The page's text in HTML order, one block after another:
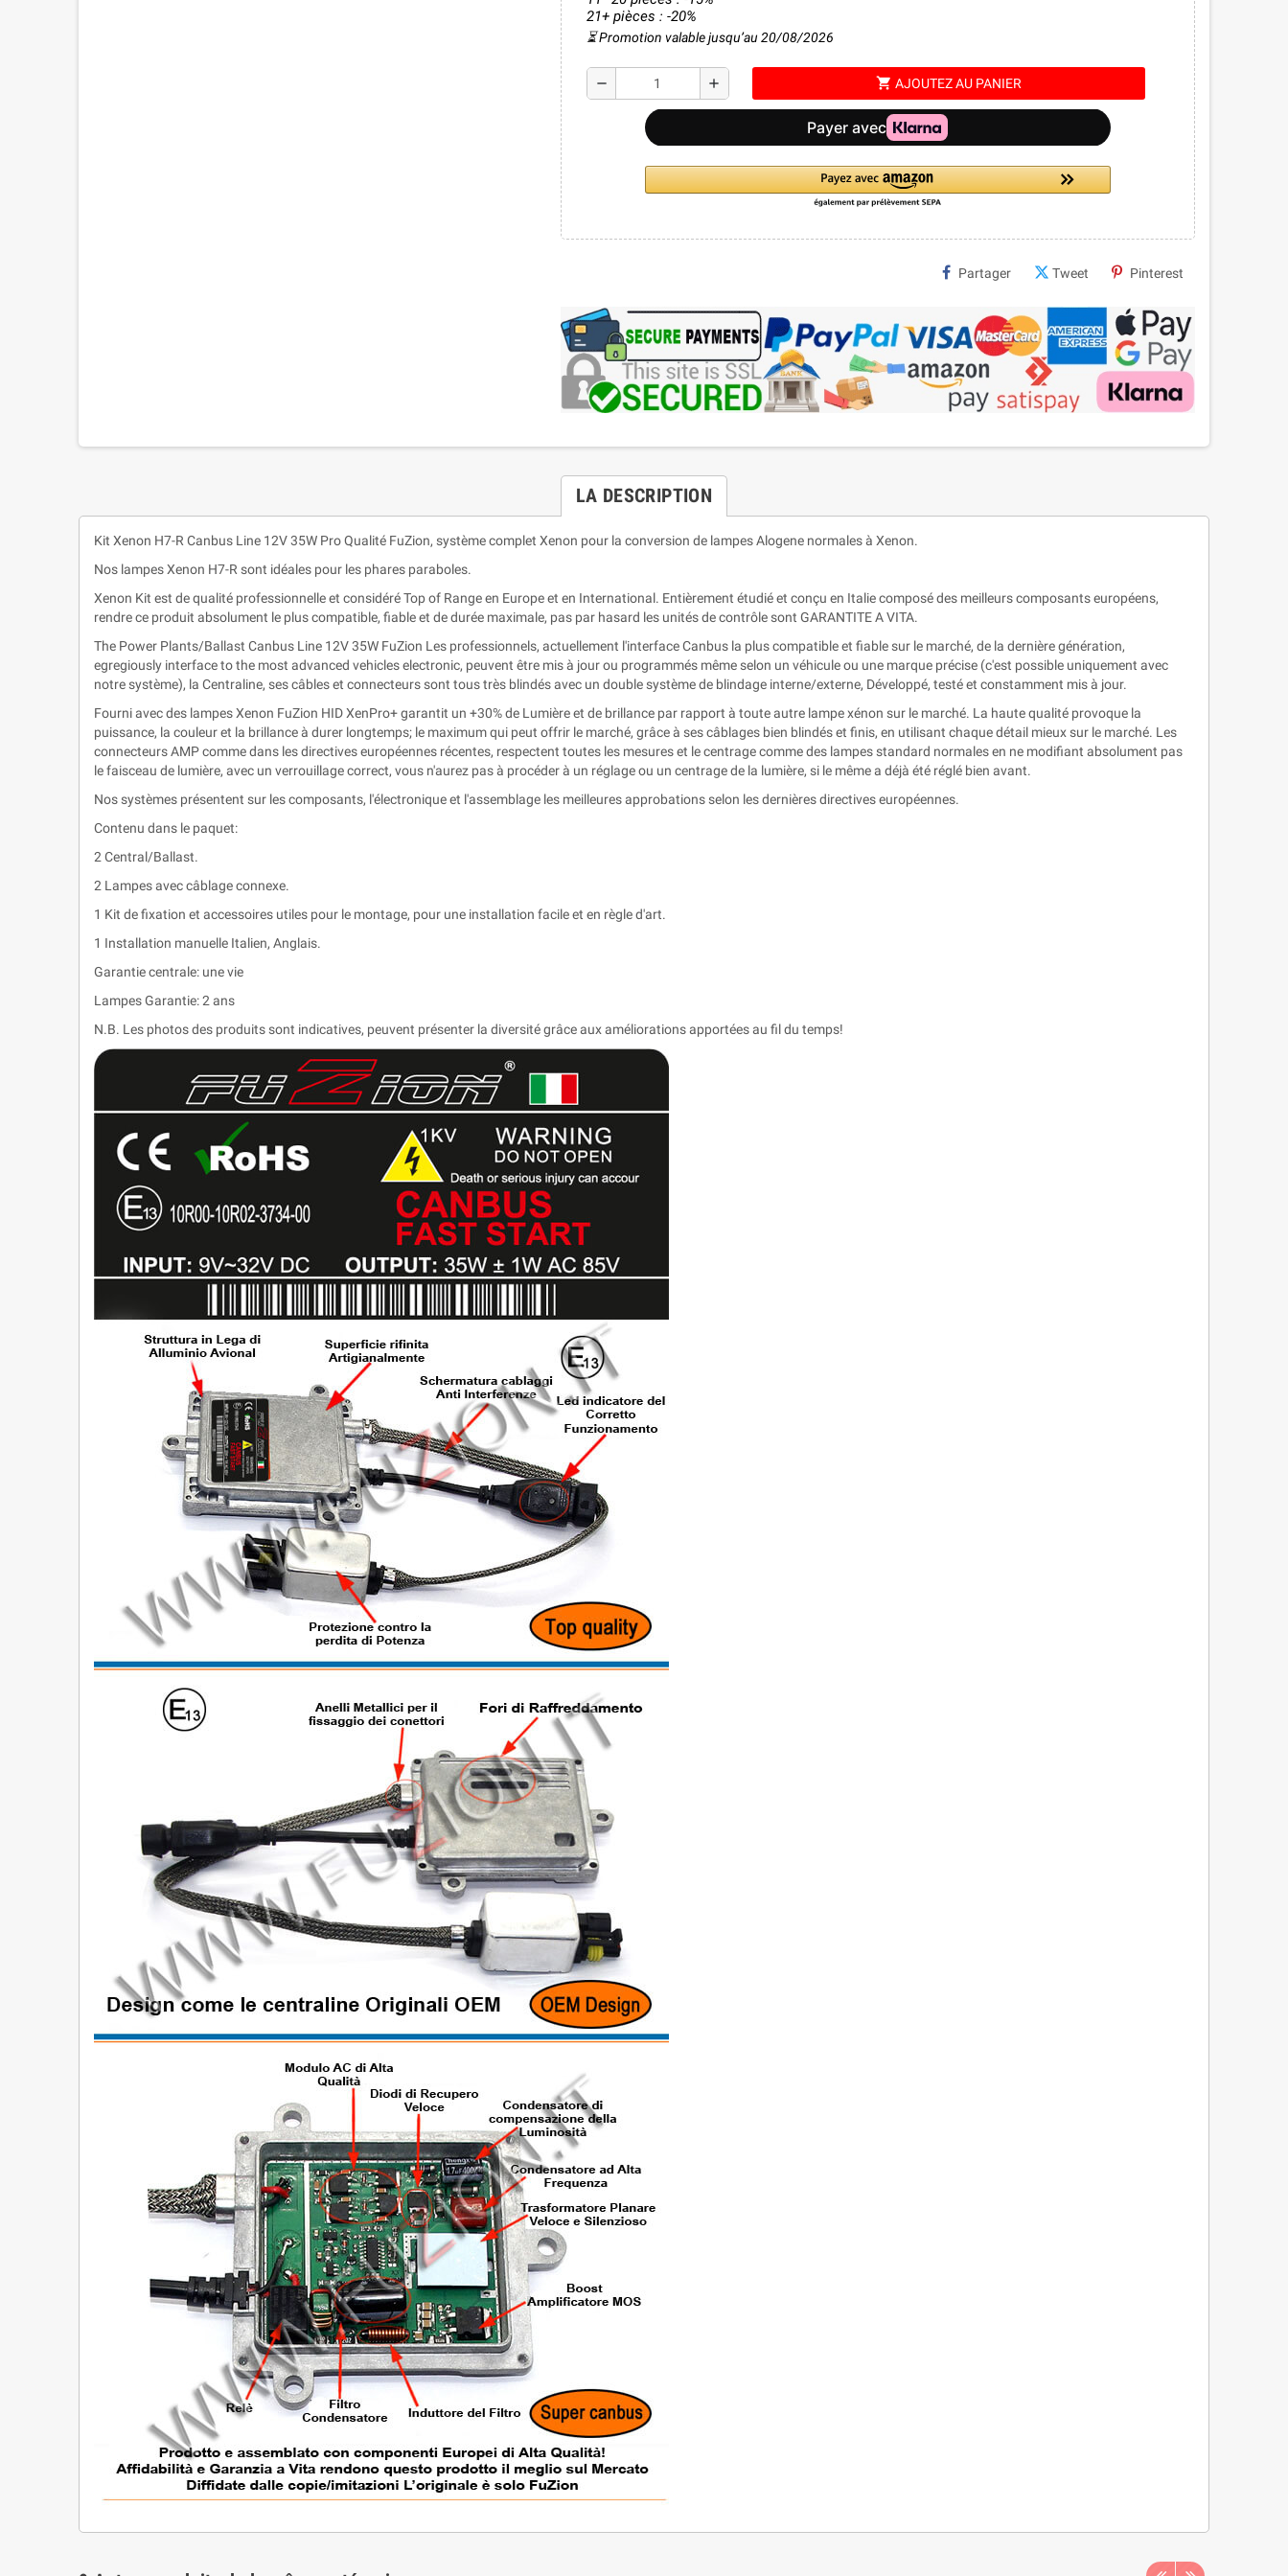
21+ pièces : -20%
⏳ Promotion valable jusqu’au 20/08/2026
remove add shopping_cart AJOUTEZ AU PANIER
Partager Tweet Pinterest
LA DESCRIPTION
Kit Xenon H7-R Canbus Line 12V 35W Pro Qualité FuZion, système complet Xenon pour la conversion de lampes Alogene normales à Xenon.
Nos lampes Xenon H7-R sont idéales pour les phares paraboles.
Xenon Kit est de qualité professionnelle et considéré Top of Range en Europe et en International. Entièrement étudié et conçu en Italie composé des meilleurs composants européens,
rendre ce produit absolument le plus compatible, fiable et de durée maximale, pas par hasard les unités de contrôle sont GARANTITE A VITA.
The Power Plants/Ballast Canbus Line 12V 35W FuZion Les professionnels, actuellement l'interface Canbus la plus compatible et fiable sur le marché, de la dernière génération,
egregiously interface to the most advanced vehicles electronic, peuvent être mis à jour ou programmés même selon un véhicule ou une marque précise (c'est possible uniquement avec
notre système), la Centraline, ses câbles et connecteurs sont tous très blindés avec un double système de blindage interne/externe, Développé, testé et constamment mis à jour.
Fourni avec des lampes Xenon FuZion HID XenPro+ garantit un +30% de Lumière et de brillance par rapport à toute autre lampe xénon sur le marché. La haute qualité provoque la
puissance, la couleur et la brillance à durer longtemps; le maximum qui peut offrir le marché, grâce à ses câblages bien blindés et finis, en utilisant chaque détail mieux sur le marché. Les
connecteurs AMP comme dans les directives européennes récentes, respectent toutes les mesures et le centrage comme des lampes standard normales en ne modifiant absolument pas
le faisceau de lumière, avec un verrouillage correct, vous n'aurez pas à procéder à un réglage ou un centrage de la lumière, si le même a déjà été réglé bien avant.
Nos systèmes présentent sur les composants, l'électronique et l'assemblage les meilleures approbations selon les dernières directives européennes.
Contenu dans le paquet:
2 Central/Ballast.
2 Lampes avec câblage connexe.
1 Kit de fixation et accessoires utiles pour le montage, pour une installation facile et en règle d'art.
1 Installation manuelle Italien, Anglais.
Garantie centrale: une vie
Lampes Garantie: 2 ans
N.B. Les photos des produits sont indicatives, peuvent présenter la diversité grâce aux améliorations apportées au fil du temps!